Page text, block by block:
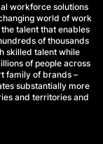
workforce solutions
world of work
talent that enables
of thousands
skilled talent while
of people across
family of brands –
substantially more
and territories and